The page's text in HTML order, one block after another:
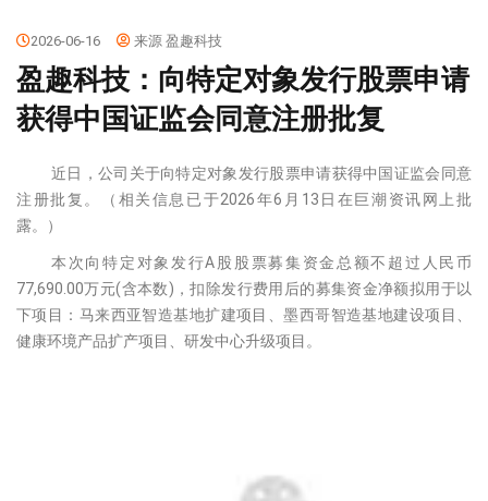
2026-06-16 来源 盈趣科技
盈趣科技：向特定对象发行股票申请
获得中国证监会同意注册批复
近日，公司关于向特定对象发行股票申请获得中国证监会同意
注册批复。（相关信息已于2026年6月13日在巨潮资讯网上批
露。）
本次向特定对象发行A股股票募集资金总额不超过人民币
77,690.00万元(含本数)，扣除发行费用后的募集资金净额拟用于以
下项目：马来西亚智造基地扩建项目、墨西哥智造基地建设项目、
健康环境产品扩产项目、研发中心升级项目。